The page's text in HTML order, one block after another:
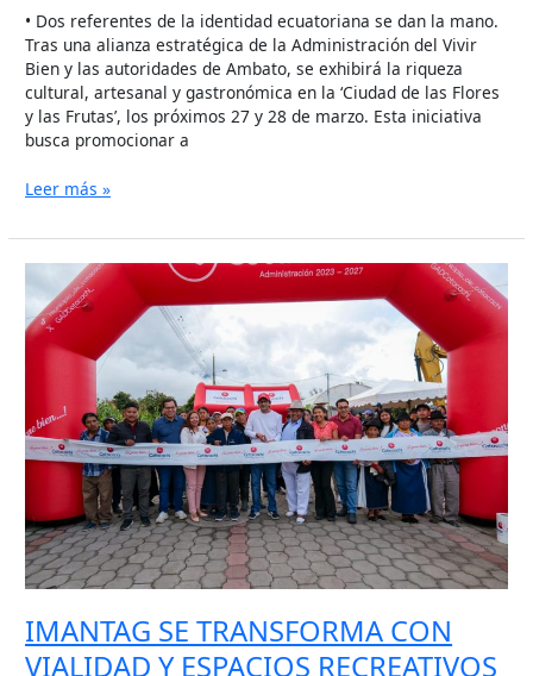
• Dos referentes de la identidad ecuatoriana se dan la mano.
Tras una alianza estratégica de la Administración del Vivir
Bien y las autoridades de Ambato, se exhibirá la riqueza
cultural, artesanal y gastronómica en la ‘Ciudad de las Flores
y las Frutas’, los próximos 27 y 28 de marzo. Esta iniciativa
busca promocionar a
Leer más »
IMANTAG SE TRANSFORMA CON
VIALIDAD Y ESPACIOS RECREATIVOS
IMANTAG
SE
TRANSFORMA
CON
VIALIDAD
ESPACIOS
RECREATIVOS
INCLUSIVOS